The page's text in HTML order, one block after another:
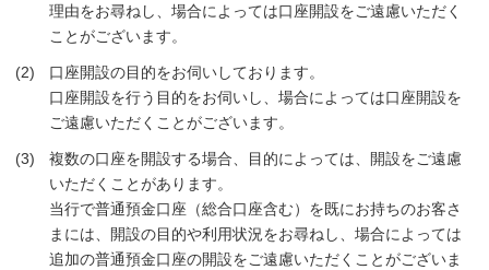
理由をお尋ねし、場合によっては口座開設をご遠慮いただく
ことがございます。
口座開設の目的をお伺いしております。
口座開設を行う目的をお伺いし、場合によっては口座開設を
ご遠慮いただくことがございます。
複数の口座を開設する場合、目的によっては、開設をご遠慮
いただくことがあります。
当行で普通預金口座（総合口座含む）を既にお持ちのお客さ
まには、開設の目的や利用状況をお尋ねし、場合によっては
追加の普通預金口座の開設をご遠慮いただくことがございま